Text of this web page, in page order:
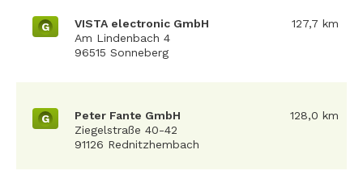
G
VISTA electronic GmbH
Am Lindenbach 4
96515 Sonneberg
127,7 km
G
Peter Fante GmbH
Ziegelstraße 40-42
91126 Rednitzhembach
128,0 km